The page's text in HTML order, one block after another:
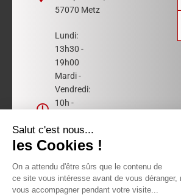
57070 Metz
Lundi:
13h30 -
19h00
Mardi -
Vendredi:
10h -
13h30 -
19h00
10h00 -
19h00
Salut c'est nous...
les Cookies !
On a attendu d'être sûrs que le contenu de
ce site vous intéresse avant de vous déranger,
vous accompagner pendant votre visite...